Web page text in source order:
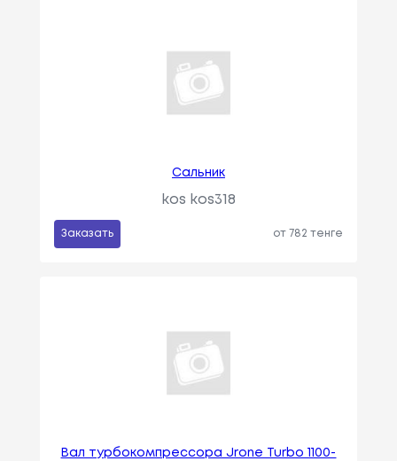
Сальник
kos kos318
Заказать от 782 тенге
Вал турбокомпрессора Jrone Turbo 1100-